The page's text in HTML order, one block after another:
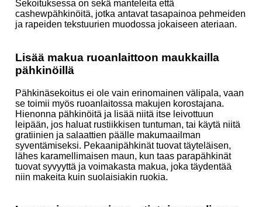
Sekoituksessa on sekä manteleita että
cashewpähkinöitä, jotka antavat tasapainoa pehmeiden
ja rapeiden tekstuurien muodossa jokaiseen ateriaan.
Lisää makua ruoanlaittoon maukkailla
pähkinöillä
Pähkinäsekoitus ei ole vain erinomainen välipala, vaan
se toimii myös ruoanlaitossa makujen korostajana.
Hienonna pähkinöitä ja lisää niitä itse leivottuun
leipään, jos haluat rustiikkisen tuntuman, tai käytä niitä
gratiinien ja salaattien päälle makumaailman
syventämiseksi. Pekaanipähkinät tuovat täyteläisen,
lähes karamellimaisen maun, kun taas parapähkinät
tuovat syvyyttä ja voimakasta makua, joka täydentää
niin makeita kuin suolaisiakin ruokia.